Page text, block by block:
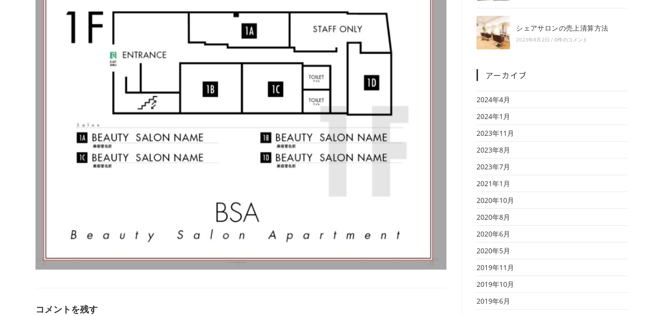
コメントを残す
シェアサロンの売上清算方法
2023年8月2日 / 0件のコメント
アーカイブ
2024年4月
2024年1月
2023年11月
2023年8月
2023年7月
2021年1月
2020年10月
2020年8月
2020年6月
2020年5月
2019年11月
2019年10月
2019年6月